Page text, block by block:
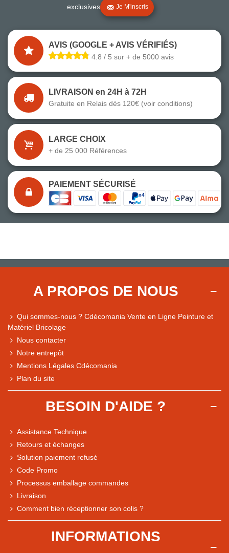
Comparaison des performances du magasin
exclusives
Je M'inscris
AVIS (GOOGLE + AVIS VÉRIFIÉS)
4.8 / 5 sur + de 5000 avis
LIVRAISON en 24H à 72H
Gratuite en Relais dès 120€ (voir conditions)
LARGE CHOIX
+ de 25 000 Références
PAIEMENT SÉCURISÉ
A PROPOS DE NOUS
Qui sommes-nous ? Cdécomania Vente en Ligne Peinture et
Matériel Bricolage
Nous contacter
Notre entrepôt
Mentions Légales Cdécomania
Plan du site
BESOIN D'AIDE ?
Assistance Technique
Retours et échanges
Solution paiement refusé
Code Promo
Processus emballage commandes
Livraison
Comment bien réceptionner son colis ?
INFORMATIONS